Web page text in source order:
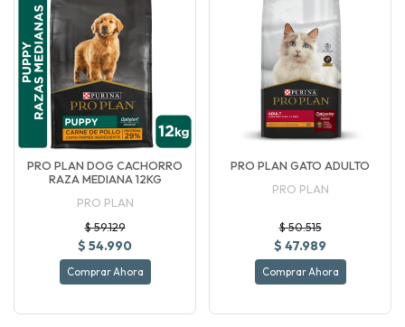
PRO PLAN DOG CACHORRO
RAZA MEDIANA 12KG
PRO PLAN
$ 59.129
$ 54.990
Comprar Ahora
PRO PLAN GATO ADULTO
PRO PLAN
$ 50.515
$ 47.989
Comprar Ahora